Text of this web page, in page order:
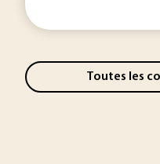
Toutes les